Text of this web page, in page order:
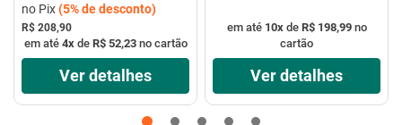
no Pix(5%de desconto)
R$ 208,90
em até 4xde R$ 52,23no cartão
Ver detalhes
em até 10xde R$ 198,99no
cartão
Ver detalhes